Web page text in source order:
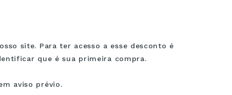
site. Para ter acesso a esse desconto é
que é sua primeira compra.
aviso prévio.